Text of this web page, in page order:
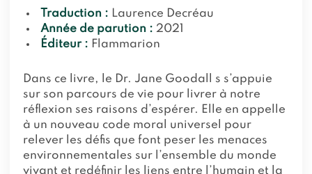
Traduction : Laurence Decréau
Année de parution : 2021
Éditeur : Flammarion
Dans ce livre, le Dr. Jane Goodall s s’appuie
sur son parcours de vie pour livrer à notre
réflexion ses raisons d’espérer. Elle en appelle
à un nouveau code moral universel pour
relever les défis que font peser les menaces
environnementales sur l’ensemble du monde
vivant et redéfinir les liens entre l’humain et la